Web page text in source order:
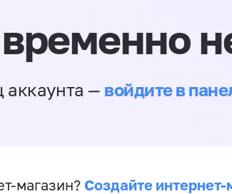
аккаунта — войдите в
магазин? Создайте